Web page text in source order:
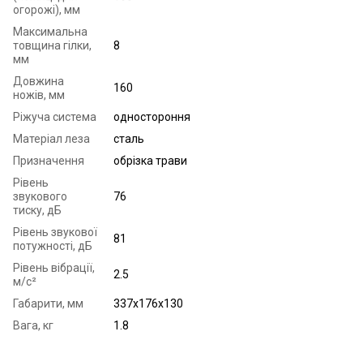
огорожі), мм
Максимальна
товщина гілки,
мм
8
Довжина
ножів, мм
160
Ріжуча система
одностороння
Матеріал леза
сталь
Призначення
обрізка трави
Рівень
звукового
тиску, дБ
76
Рівень звукової
потужності, дБ
81
Рівень вібрації,
м/с²
2.5
Габарити, мм
337x176x130
Вага, кг
1.8